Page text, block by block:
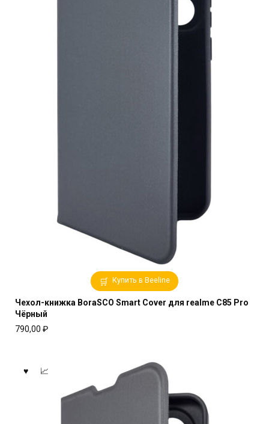
Купить в Beeline
Чехол-книжка BoraSCO Smart Cover для realme C85 Pro
Чёрный
790,00 ₽